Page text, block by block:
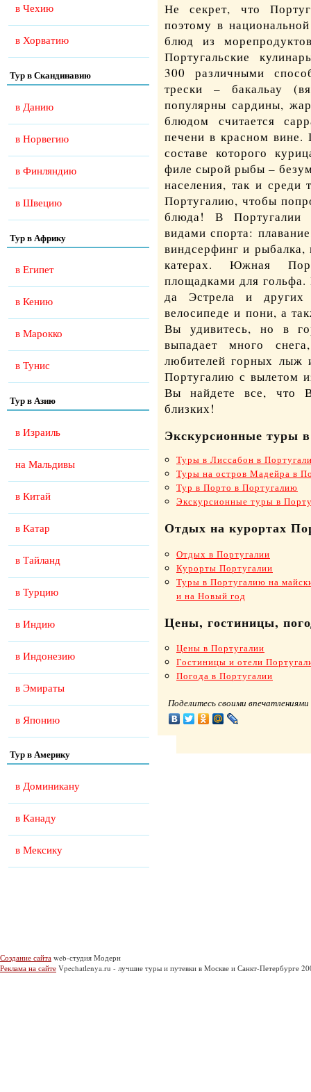
в Чехию
в Хорватию
Тур в Скандинавию
в Данию
в Норвегию
в Финляндию
в Швецию
Тур в Африку
в Египет
в Кению
в Марокко
в Тунис
Тур в Азию
в Израиль
на Мальдивы
в Китай
в Катар
в Тайланд
в Турцию
в Индию
в Индонезию
в Эмираты
в Японию
Тур в Америку
в Доминикану
в Канаду
в Мексику
Не секрет, что
поэтому в
блюд из
Португальские
300 различными
трески – бакальау
популярны сардины,
блюдом считается
печени в красном вине.
составе которого
филе сырой рыбы –
населения, так и среди
Португалию, чтобы
блюда! В Португалии
видами спорта:
виндсерфинг и
катерах. Южная
площадками для
да Эстрела и
велосипеде и пони, а
Вы удивитесь, но в
выпадает много
любителей горных лыж
Португалию с вылетом
Вы найдете все, что
близких!
Экскурсионные туры
Туры в Лиссабон в
Туры на остров Мадейра в
Тур в Порто в Португалию
Экскурсионные туры в
Отдых на курортах
Отдых в Португалии
Курорты Португалии
Туры в Португалию на
и на Новый год
Цены, гостиницы,
Цены в Португалии
Гостиницы и отели
Погода в Португалии
Поделитесь своими
Создание сайта web-студия Модерн
Реклама на сайте Vpechatlenya.ru - лучшие туры и путевки в Москве и Санкт-Петербурге